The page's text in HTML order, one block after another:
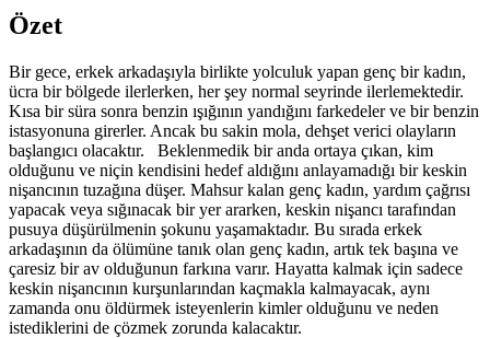
Özet
Bir gece, erkek arkadaşıyla birlikte yolculuk yapan genç bir kadın,
ücra bir bölgede ilerlerken, her şey normal seyrinde ilerlemektedir.
Kısa bir süra sonra benzin ışığının yandığını farkedeler ve bir benzin
istasyonuna girerler. Ancak bu sakin mola, dehşet verici olayların
başlangıcı olacaktır. Beklenmedik bir anda ortaya çıkan, kim
olduğunu ve niçin kendisini hedef aldığını anlayamadığı bir keskin
nişancının tuzağına düşer. Mahsur kalan genç kadın, yardım çağrısı
yapacak veya sığınacak bir yer ararken, keskin nişancı tarafından
pusuya düşürülmenin şokunu yaşamaktadır. Bu sırada erkek
arkadaşının da ölümüne tanık olan genç kadın, artık tek başına ve
çaresiz bir av olduğunun farkına varır. Hayatta kalmak için sadece
keskin nişancının kurşunlarından kaçmakla kalmayacak, aynı
zamanda onu öldürmek isteyenlerin kimler olduğunu ve neden
istediklerini de çözmek zorunda kalacaktır.